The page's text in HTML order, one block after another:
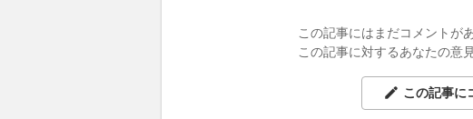
この記事にはまだコメントが
この記事に対するあなたの意
この記事に